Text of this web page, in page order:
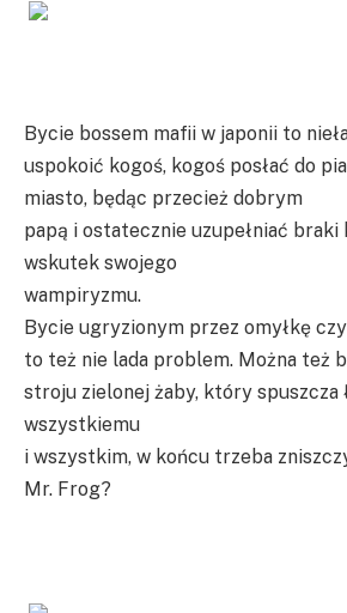
Bycie bossem mafii w japonii to
uspokoić kogoś, kogoś posłać do
miasto, będąc przecież dobrym
papą i ostatecznie uzupełniać
wskutek swojego
wampiryzmu.
Bycie ugryzionym przez omyłkę
to też nie lada problem. Można też
stroju zielonej żaby, który spuszcza
wszystkiemu
i wszystkim, w końcu trzeba
Mr. Frog?